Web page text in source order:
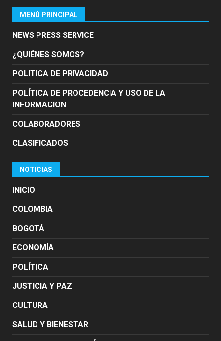
MENÚ PRINCIPAL
NEWS PRESS SERVICE
¿QUIÉNES SOMOS?
POLITICA DE PRIVACIDAD
POLÍTICA DE PROCEDENCIA Y USO DE LA
INFORMACION
COLABORADORES
CLASIFICADOS
NOTICIAS
INICIO
COLOMBIA
BOGOTÁ
ECONOMÍA
POLÍTICA
JUSTICIA Y PAZ
CULTURA
SALUD Y BIENESTAR